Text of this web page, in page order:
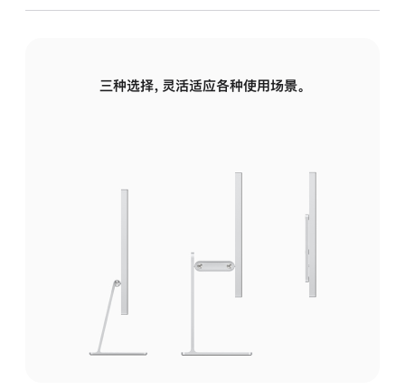
三种选择，灵活适应各种使用场景。